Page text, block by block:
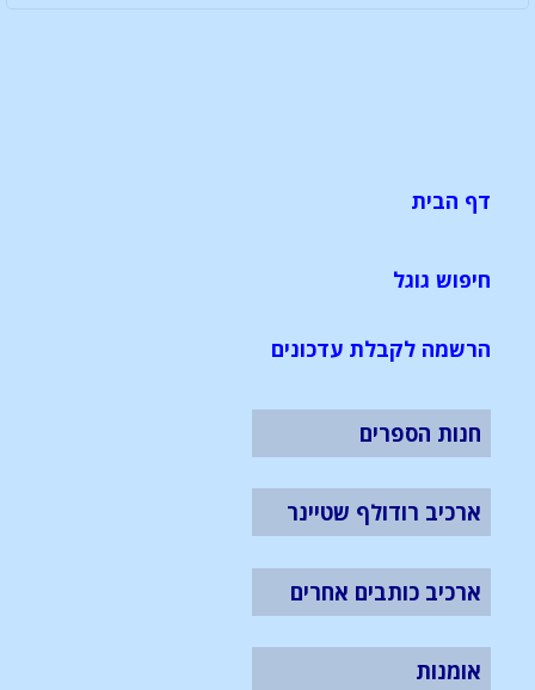
דף הבית
חיפוש גוגל
הרשמה לקבלת עדכונים
חנות הספרים
ארכיב רודולף שטיינר
ארכיב כותבים אחרים
אומנות